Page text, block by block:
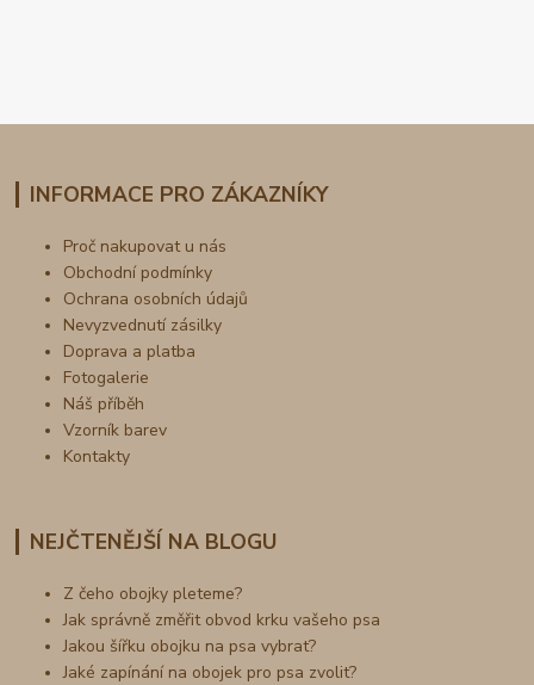
INFORMACE PRO ZÁKAZNÍKY
Proč nakupovat u nás
Obchodní podmínky
Ochrana osobních údajů
Nevyzvednutí zásilky
Doprava a platba
Fotogalerie
Náš příběh
Vzorník barev
Kontakty
NEJČTENĚJŠÍ NA BLOGU
Z čeho obojky pleteme?
Jak správně změřit obvod krku vašeho psa
Jakou šířku obojku na psa vybrat?
Jaké zapínání na obojek pro psa zvolit?